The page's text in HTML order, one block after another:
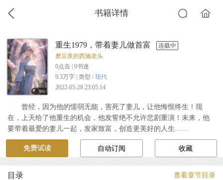
书籍详情
重生1979，带着妻儿做首富
连载中
磨豆浆的西施老头
0点击 | 0书迷
9.3万字 | 类型 / 现代
2022-05-28 23:05:14
曾经，因为他的懦弱无能，害死了妻儿，让他悔恨终生！现
在，上天给了他重生的机会，他发誓绝不允许悲剧重演！未来，他
要带着最爱的妻儿一起，发家致富，创造更美好的人生……
免费试读 自动订阅 收藏
目录 查看章节目录